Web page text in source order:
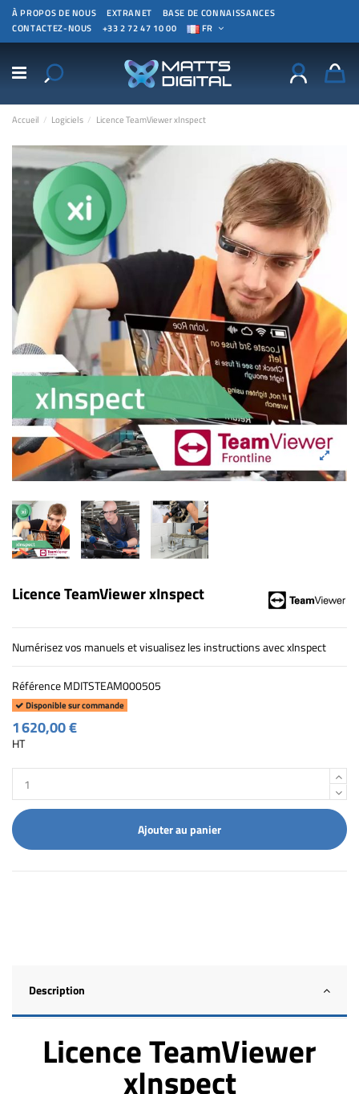
À PROPOS DE NOUS EXTRANET
BASE DE CONNAISSANCES
CONTACTEZ-NOUS
+33 2 72 47 10 00 FR
Accueil Logiciels Licence TeamViewer xInspect
Licence TeamViewer xInspect
Numérisez vos manuels et visualisez les instructions avec xInspect
RéférenceMDITSTEAM000505
Disponible sur commande
1 620,00 €
HT
Ajouter au panier
Description
Licence TeamViewer
xInspect